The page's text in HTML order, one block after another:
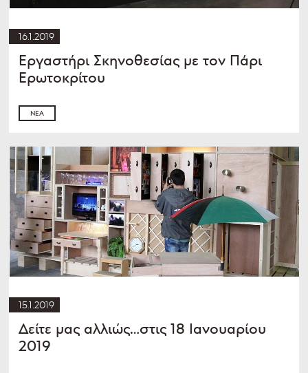
16.1.2019
Εργαστήρι Σκηνοθεσίας με τον Πάρι
Ερωτοκρίτου
ΝΈΑ
15.1.2019
Δείτε μας αλλιώς…στις 18 Ιανουαρίου
2019